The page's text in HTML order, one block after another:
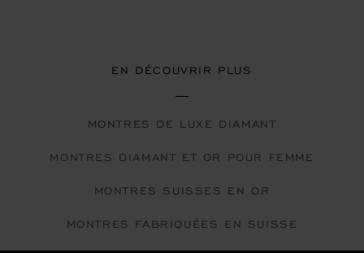
EN DÉCOUVRIR PLUS
MONTRES DE LUXE DIAMANT
MONTRES DIAMANT ET OR POUR FEMME
MONTRES SUISSES EN OR
MONTRES FABRIQUÉES EN SUISSE